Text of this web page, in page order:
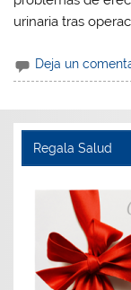
urinaria tras
Deja un
Regala Salud